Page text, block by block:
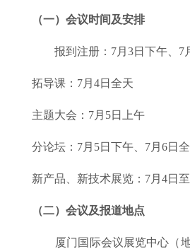
（一） 会议时间及安排
报到注册：7月3日下午、7
拓导课：7月4日全天
主题大会：7月5日上午
分论坛：7月5日下午、7月6日
新产品、新技术展览：7月4日至
（二） 会议及报道地点
厦门国际会议展览中心（地